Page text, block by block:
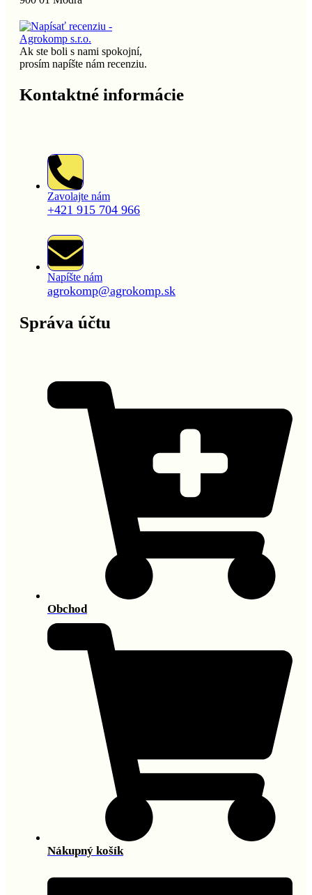
Ak ste boli s nami spokojní,
prosím napíšte nám recenziu.
Kontaktné informácie
Zavolajte nám
+421 915 704 966
Napíšte nám
agrokomp@agrokomp.sk
Správa účtu
Obchod
Nákupný košík